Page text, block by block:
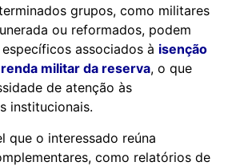
grupos, como militares
ou reformados, podem
associados à isenção
militar da reserva, o que
de atenção às
institucionais.
que o interessado reúna
como relatórios de